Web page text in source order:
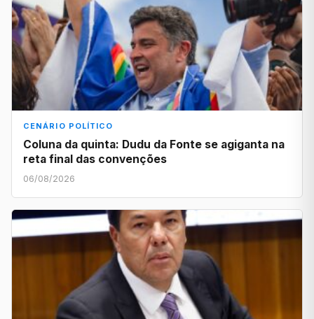
CENÁRIO POLÍTICO
Coluna da quinta: Dudu da Fonte se agiganta na
reta final das convenções
06/08/2026